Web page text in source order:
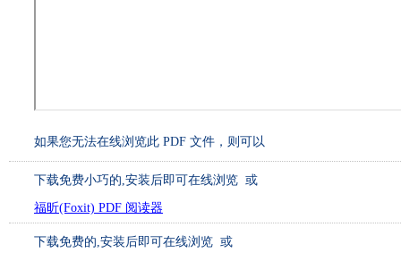
如果您无法在线浏览此 PDF 文件，则可以
下载免费小巧的
福昕(Foxit) PDF 阅读器
,安装后即可在线浏览 或
下载免费的 ,安装后即可在线浏览 或